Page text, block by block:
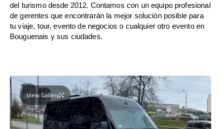
del turismo desde 2012. Contamos con un equipo profesional
de gerentes que encontrarán la mejor solución posible para
tu viaje, tour, evento de negocios o cualquier otro evento en
Bouguenais y sus ciudades.
View Gallery